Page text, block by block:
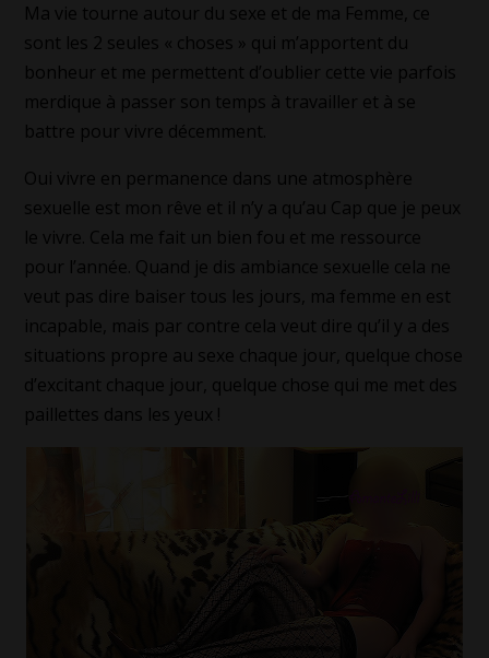
Ma vie tourne autour du sexe et de ma Femme, ce
sont les 2 seules « choses » qui m’apportent du
bonheur et me permettent d’oublier cette vie parfois
merdique à passer son temps à travailler et à se
battre pour vivre décemment.
Oui vivre en permanence dans une atmosphère
sexuelle est mon rêve et il n’y a qu’au Cap que je peux
le vivre. Cela me fait un bien fou et me ressource
pour l’année. Quand je dis ambiance sexuelle cela ne
veut pas dire baiser tous les jours, ma femme en est
incapable, mais par contre cela veut dire qu’il y a des
situations propre au sexe chaque jour, quelque chose
d’excitant chaque jour, quelque chose qui me met des
paillettes dans les yeux !